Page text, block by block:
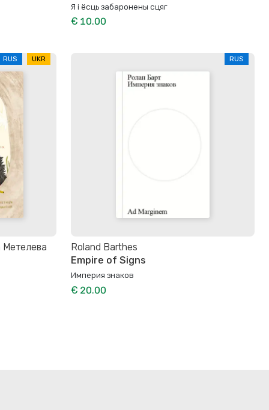
Я і ёсць забаронены сцяг
€ 10.00
RUS UKR
Метелева
RUS
Roland Barthes
Empire of Signs
Империя знаков
€ 20.00